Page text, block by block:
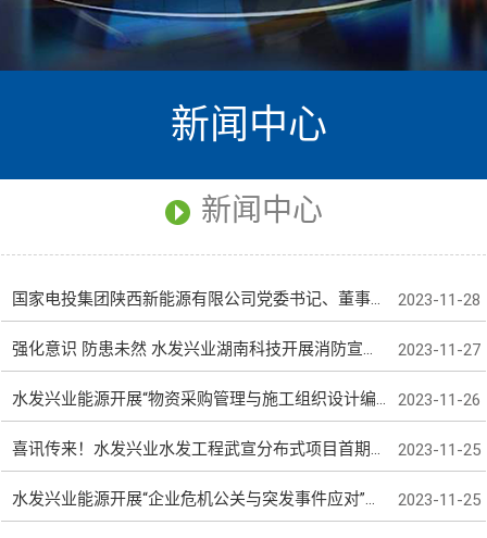
新闻中心
新闻中心
国家电投集团陕西新能源有限公司党委书记、董事长陈建国一行到访水发兴业能源集团 2023-11-28
强化意识 防患未然 水发兴业湖南科技开展消防宣传月活动 2023-11-27
水发兴业能源开展“物资采购管理与施工组织设计编制”专项培训 2023-11-26
喜讯传来！水发兴业水发工程武宣分布式项目首期成功并网 2023-11-25
水发兴业能源开展“企业危机公关与突发事件应对”专项培训 2023-11-25